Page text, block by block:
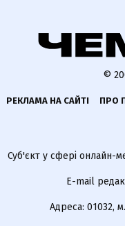
©
РЕКЛАМА НА САЙТІ ПРО
Суб'єкт у сфері онлайн-
E-mail
Адреса: 01032,